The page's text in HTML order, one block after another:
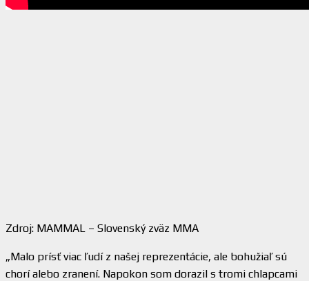
Zdroj: MAMMAL – Slovenský zväz MMA
„Malo prísť viac ľudí z našej reprezentácie, ale bohužiaľ sú
chorí alebo zranení. Napokon som dorazil s tromi chlapcami